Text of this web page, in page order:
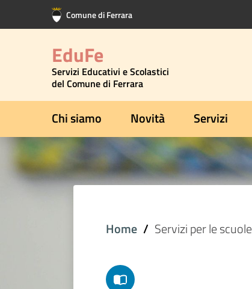
Vai al contenuto principale
Vai al footer Comune di Ferrara
EduFe
Servizi Educativi e Scolastici
del Comune di Ferrara
Chi siamo Novità Servizi
Home Servizi per le scuole